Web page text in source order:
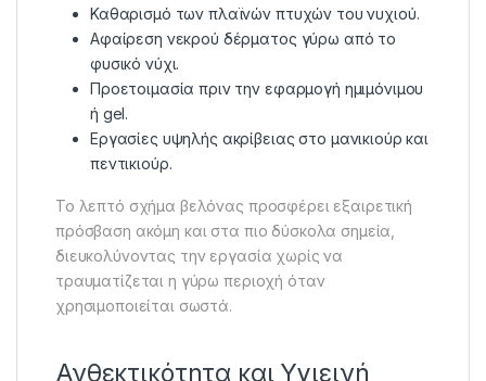
Καθαρισμό των πλαϊνών πτυχών του νυχιού.
Αφαίρεση νεκρού δέρματος γύρω από το
φυσικό νύχι.
Προετοιμασία πριν την εφαρμογή ημιμόνιμου
ή gel.
Εργασίες υψηλής ακρίβειας στο μανικιούρ και
πεντικιούρ.
Το λεπτό σχήμα βελόνας προσφέρει εξαιρετική
πρόσβαση ακόμη και στα πιο δύσκολα σημεία,
διευκολύνοντας την εργασία χωρίς να
τραυματίζεται η γύρω περιοχή όταν
χρησιμοποιείται σωστά.
Ανθεκτικότητα και Υγιεινή